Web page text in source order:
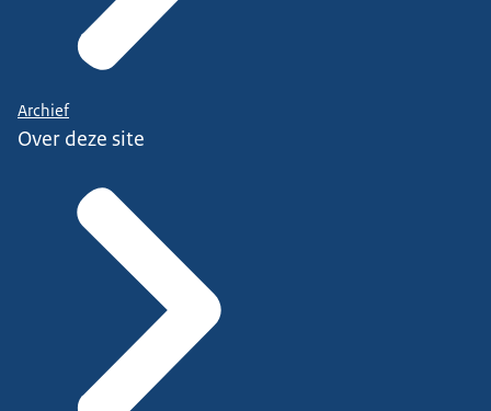
Archief
Over deze site